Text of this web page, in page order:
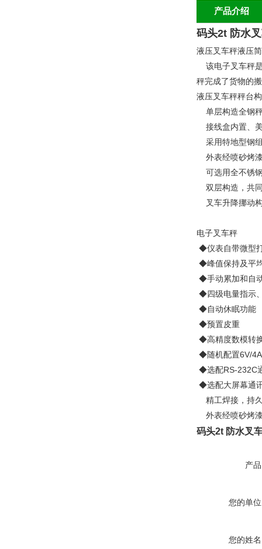
产品介绍
码头2t 防水
液压叉车秤液压
该电子叉车秤是
秤完成了货物的
液压叉车秤秤台
单层构造全钢
接线盒内置、
采用特地型钢
外表经喷砂烤
可选用全不锈
双层构造，共
叉车升降挪动
电子叉车秤
◆仪表自带微型
◆峰值保持及平
◆手动累加和自
◆四级电量指示
◆自动休眠功能
◆预置皮重
◆高精度数模转
◆随机配置6V/
◆选配RS-232C
◆选配大屏幕通
精工焊接，持
外表经喷砂烤
码头2t 防水叉
产
您的单
您的姓